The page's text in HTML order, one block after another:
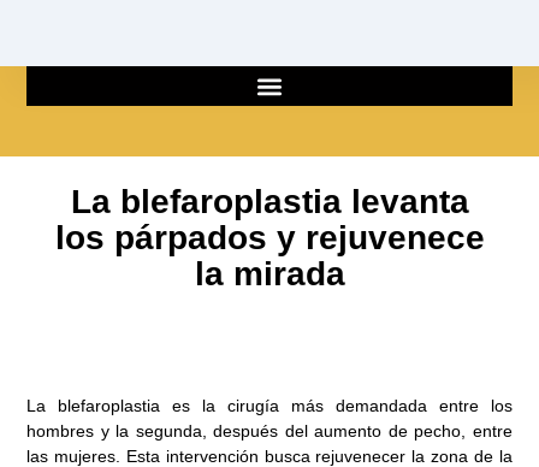
contenido
La blefaroplastia levanta
los párpados y rejuvenece
la mirada
La blefaroplastia es la cirugía más demandada entre los
hombres y la segunda, después del aumento de pecho, entre
las mujeres. Esta intervención busca rejuvenecer la zona de la